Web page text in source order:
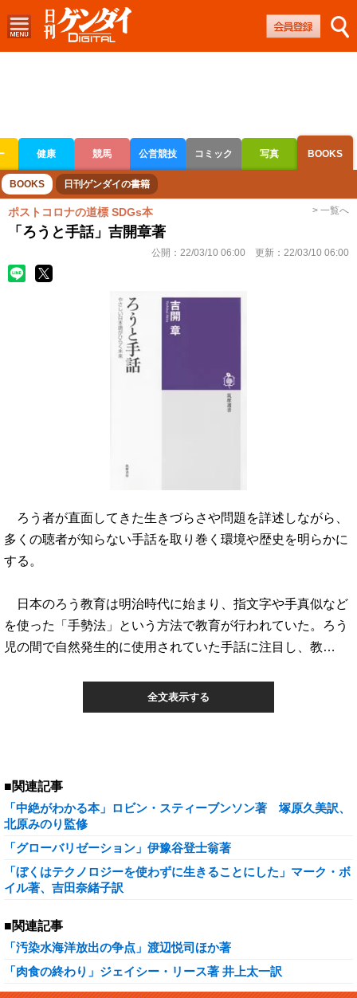
健康 競馬 公営競技 コミック 写真 BOOKS
ボートレース 競輪 オートレース
BOOKS 日刊ゲンダイの書籍
ポストコロナの道標 SDGs本 > 一覧へ
「ろうと手話」吉開章著
公開： 22/03/10 06:00 更新： 22/03/10 06:00
ろう者が直面してきた生きづらさや問題を詳述しながら、
多くの聴者が知らない手話を取り巻く環境や歴史を明らかに
する。
日本のろう教育は明治時代に始まり、指文字や手真似など
を使った「手勢法」という方法で教育が行われていた。ろう
児の間で自然発生的に使用されていた手話に注目し、教…
全文表示する
■関連記事
「中絶がわかる本」ロビン・スティーブンソン著 塚原久美訳、
北原みのり監修
「グローバリゼーション」伊豫谷登士翁著
「ぼくはテクノロジーを使わずに生きることにした」マーク・ボ
イル著、吉田奈緒子訳
■関連記事
「汚染水海洋放出の争点」渡辺悦司ほか著
「肉食の終わり」ジェイシー・リース著 井上太一訳